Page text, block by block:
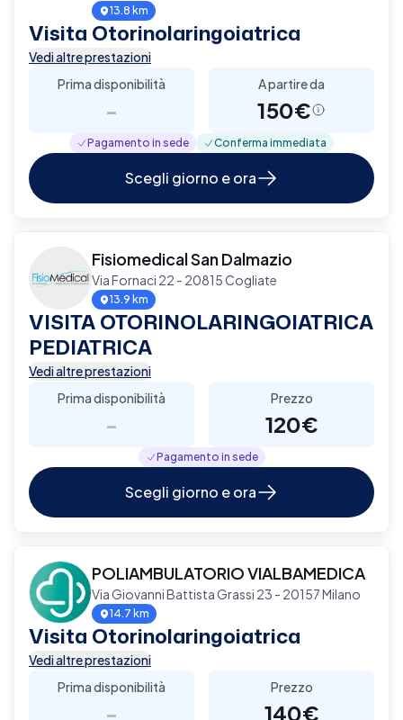
13.8 km
Visita Otorinolaringoiatrica
Vedi altre prestazioni
Prima disponibilità
-
A partire da
150€
Pagamento in sede Conferma immediata
Scegli giorno e ora
Fisiomedical San Dalmazio
Via Fornaci 22 - 20815 Cogliate
13.9 km
VISITA OTORINOLARINGOIATRICA
PEDIATRICA
Vedi altre prestazioni
Prima disponibilità
-
Prezzo
120€
Pagamento in sede
Scegli giorno e ora
POLIAMBULATORIO VIALBAMEDICA
Via Giovanni Battista Grassi 23 - 20157 Milano
14.7 km
Visita Otorinolaringoiatrica
Vedi altre prestazioni
Prima disponibilità
-
Prezzo
140€